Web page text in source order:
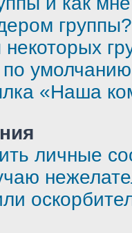
группы?
по
«Наша
личные